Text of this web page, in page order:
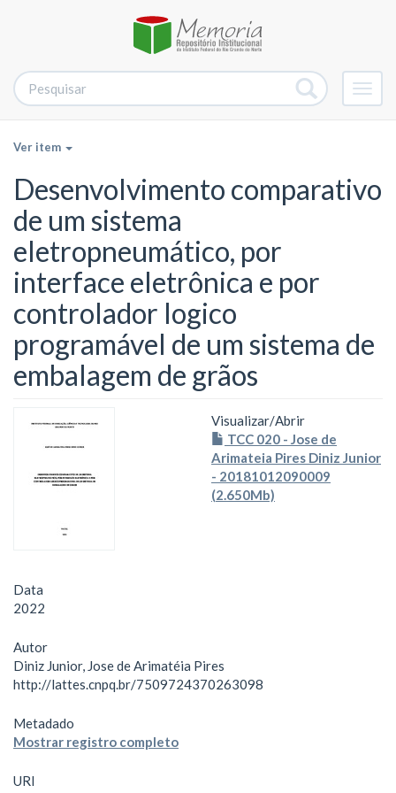
Ver item
Desenvolvimento comparativo
de um sistema
eletropneumático, por
interface eletrônica e por
controlador logico
programável de um sistema de
embalagem de grãos
Visualizar/Abrir
TCC 020 - Jose de
Arimateia Pires Diniz Junior
- 20181012090009
(2.650Mb)
Data
2022
Autor
Diniz Junior, Jose de Arimatéia Pires
http://lattes.cnpq.br/7509724370263098
Metadado
Mostrar registro completo
URI